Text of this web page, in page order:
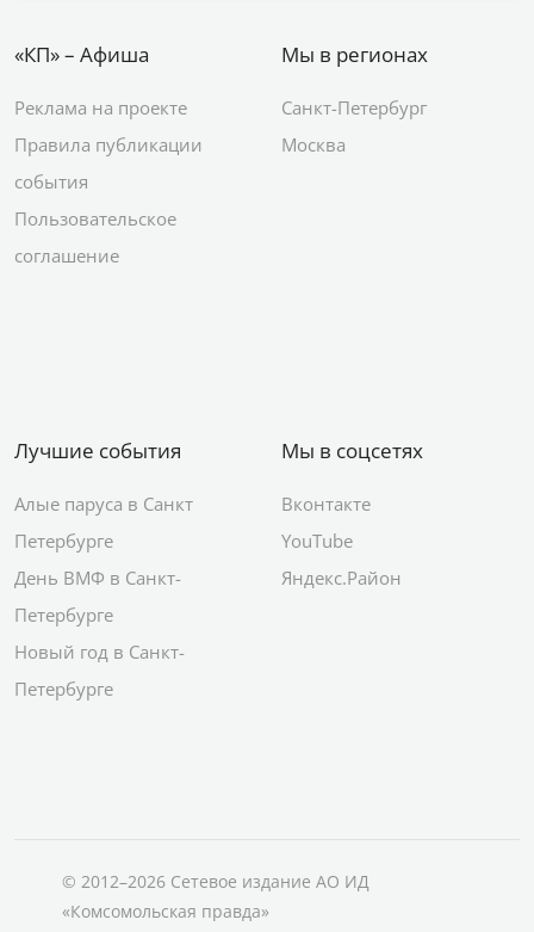
«КП» – Афиша
Реклама на проекте
Правила публикации
события
Пользовательское
соглашение
Мы в регионах
Санкт-Петербург
Москва
Лучшие события
Алые паруса в Санкт
Петербурге
День ВМФ в Санкт-
Петербурге
Новый год в Санкт-
Петербурге
Мы в соцсетях
Вконтакте
YouTube
Яндекс.Район
© 2012–2026 Сетевое издание АО ИД
«Комсомольская правда»